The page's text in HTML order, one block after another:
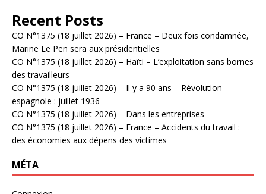
Recent Posts
CO N°1375 (18 juillet 2026) – France – Deux fois condamnée,
Marine Le Pen sera aux présidentielles
CO N°1375 (18 juillet 2026) – Haïti – L’exploitation sans bornes
des travailleurs
CO N°1375 (18 juillet 2026) – Il y a 90 ans – Révolution
espagnole : juillet 1936
CO N°1375 (18 juillet 2026) – Dans les entreprises
CO N°1375 (18 juillet 2026) – France – Accidents du travail :
des économies aux dépens des victimes
MÉTA